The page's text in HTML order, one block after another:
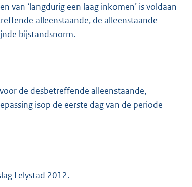
van ‘langdurig een laag inkomen’ is voldaan
alleenstaande, de alleenstaande
bijstandsnorm.
de desbetreffende alleenstaande,
isop de eerste dag van de periode
Lelystad 2012.